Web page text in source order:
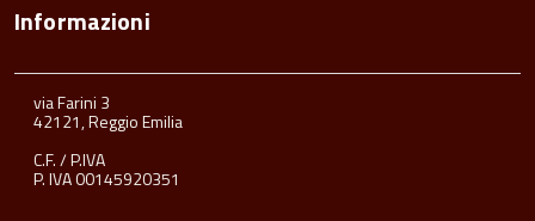
Informazioni
via Farini 3
42121, Reggio Emilia
C.F. / P.IVA
P. IVA 00145920351